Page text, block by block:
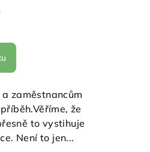
zaměstnancům
že
to vystihuje
Není to jen...